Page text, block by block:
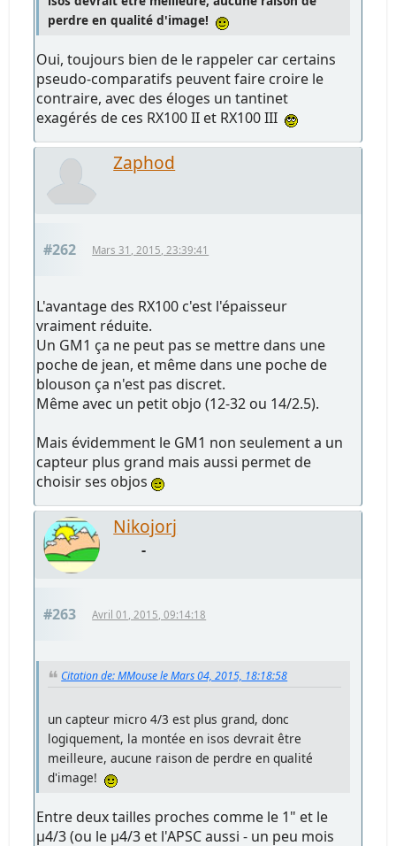
perdre en qualité d'image!
Oui, toujours bien de le rappeler car certains
pseudo-comparatifs peuvent faire croire le
contraire, avec des éloges un tantinet
exagérés de ces RX100 II et RX100 III
Zaphod
#262 Mars 31, 2015, 23:39:41
L'avantage des RX100 c'est l'épaisseur
vraiment réduite.
Un GM1 ça ne peut pas se mettre dans une
poche de jean, et même dans une poche de
blouson ça n'est pas discret.
Même avec un petit objo (12-32 ou 14/2.5).
Mais évidemment le GM1 non seulement a un
capteur plus grand mais aussi permet de
choisir ses objos
Nikojorj
-
#263 Avril 01, 2015, 09:14:18
Citation de: MMouse le Mars 04, 2015, 18:18:58
un capteur micro 4/3 est plus grand, donc
logiquement, la montée en isos devrait être
meilleure, aucune raison de perdre en qualité
d'image!
Entre deux tailles proches comme le 1" et le
µ4/3 (ou le µ4/3 et l'APSC aussi - un peu mois